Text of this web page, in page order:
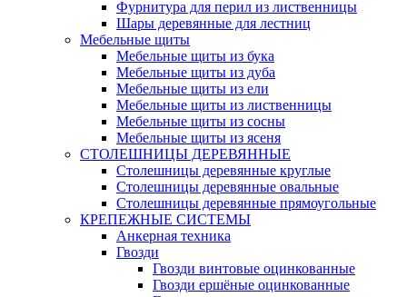
Фурнитура для перил из лиственницы
Шары деревянные для лестниц
Мебельные щиты
Мебельные щиты из бука
Мебельные щиты из дуба
Мебельные щиты из ели
Мебельные щиты из лиственницы
Мебельные щиты из сосны
Мебельные щиты из ясеня
СТОЛЕШНИЦЫ ДЕРЕВЯННЫЕ
Столешницы деревянные круглые
Столешницы деревянные овальные
Столешницы деревянные прямоугольные
КРЕПЕЖНЫЕ СИСТЕМЫ
Анкерная техника
Гвозди
Гвозди винтовые оцинкованные
Гвозди ершёные оцинкованные